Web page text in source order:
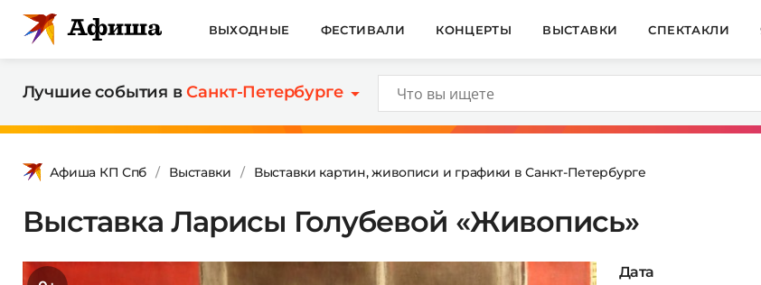
ВЫХОДНЫЕ ФЕСТИВАЛИ КОНЦЕРТЫ ВЫСТАВКИ СПЕКТАКЛИ
Лучшие события вСанкт-Петербурге
Афиша КП Спб Выставки Выставки картин, живописи и графики в Санкт-Петербурге
Выставка Ларисы Голубевой «Живопись»
Дата